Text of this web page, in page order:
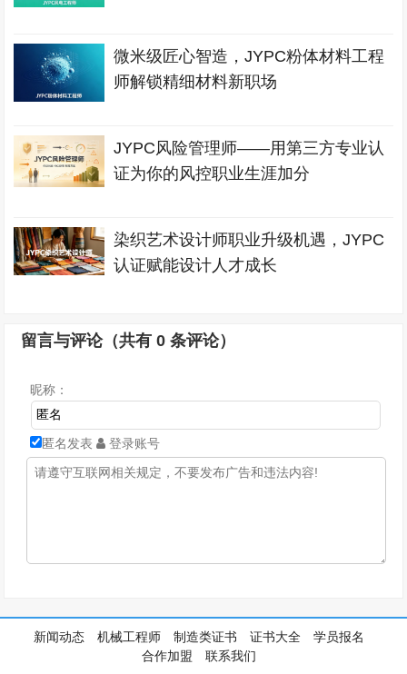
微米级匠心智造，JYPC粉体材料工程
师解锁精细材料新职场
JYPC风险管理师——用第三方专业认
证为你的风控职业生涯加分
染织艺术设计师职业升级机遇，JYPC
认证赋能设计人才成长
留言与评论（共有0 条评论）
昵称：
匿名发表 登录账号
新闻动态 机械工程师 制造类证书 证书大全
学员报名
合作加盟
联系我们